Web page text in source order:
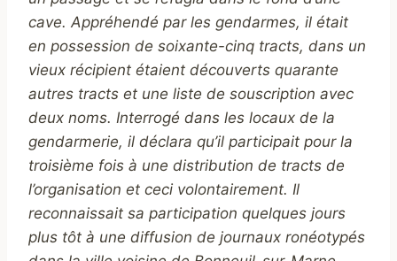
cave. Appréhendé par les gendarmes, il était
en possession de soixante-cinq tracts, dans un
vieux récipient étaient découverts quarante
autres tracts et une liste de souscription avec
deux noms. Interrogé dans les locaux de la
gendarmerie, il déclara qu’il participait pour la
troisième fois à une distribution de tracts de
l’organisation et ceci volontairement. Il
reconnaissait sa participation quelques jours
plus tôt à une diffusion de journaux ronéotypés